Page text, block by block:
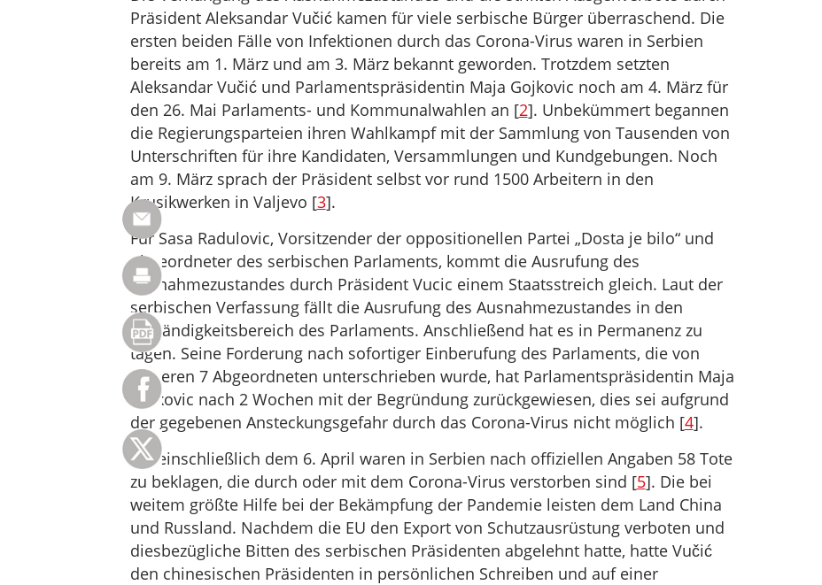
Präsident Aleksandar Vučić kamen für viele serbische Bürger überraschend. Die
ersten beiden Fälle von Infektionen durch das Corona-Virus waren in Serbien
bereits am 1. März und am 3. März bekannt geworden. Trotzdem setzten
Aleksandar Vučić und Parlamentspräsidentin Maja Gojkovic noch am 4. März für
den 26. Mai Parlaments- und Kommunalwahlen an [2]. Unbekümmert begannen
die Regierungsparteien ihren Wahlkampf mit der Sammlung von Tausenden von
Unterschriften für ihre Kandidaten, Versammlungen und Kundgebungen. Noch
am 9. März sprach der Präsident selbst vor rund 1500 Arbeitern in den
Krusikwerken in Valjevo [3].
Für Sasa Radulovic, Vorsitzender der oppositionellen Partei „Dosta je bilo“ und
Abgeordneter des serbischen Parlaments, kommt die Ausrufung des
Ausnahmezustandes durch Präsident Vucic einem Staatsstreich gleich. Laut der
serbischen Verfassung fällt die Ausrufung des Ausnahmezustandes in den
Zuständigkeitsbereich des Parlaments. Anschließend hat es in Permanenz zu
tagen. Seine Forderung nach sofortiger Einberufung des Parlaments, die von
weiteren 7 Abgeordneten unterschrieben wurde, hat Parlamentspräsidentin Maja
Gojkovic nach 2 Wochen mit der Begründung zurückgewiesen, dies sei aufgrund
der gegebenen Ansteckungsgefahr durch das Corona-Virus nicht möglich [4].
Bis einschließlich dem 6. April waren in Serbien nach offiziellen Angaben 58 Tote
zu beklagen, die durch oder mit dem Corona-Virus verstorben sind [5]. Die bei
weitem größte Hilfe bei der Bekämpfung der Pandemie leisten dem Land China
und Russland. Nachdem die EU den Export von Schutzausrüstung verboten und
diesbezügliche Bitten des serbischen Präsidenten abgelehnt hatte, hatte Vučić
den chinesischen Präsidenten in persönlichen Schreiben und auf einer